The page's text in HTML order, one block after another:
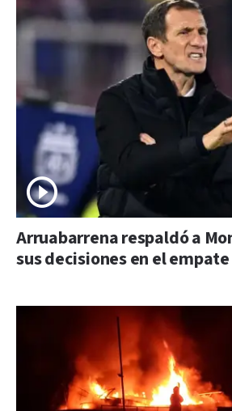
Arruabarrena respaldó a
sus decisiones en el